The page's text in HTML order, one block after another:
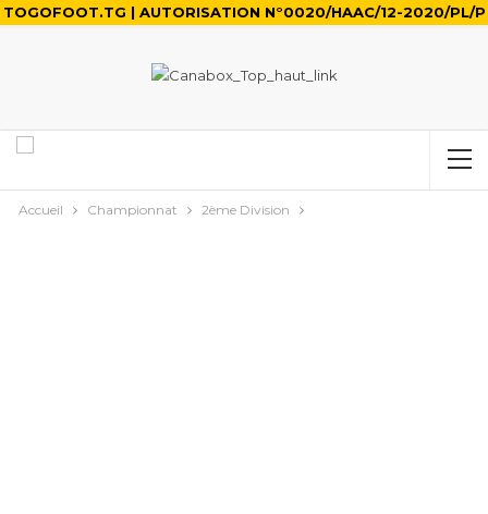
TOGOFOOT.TG | AUTORISATION N°0020/HAAC/12-2020/PL/P
Accueil Championnat 2ème Division